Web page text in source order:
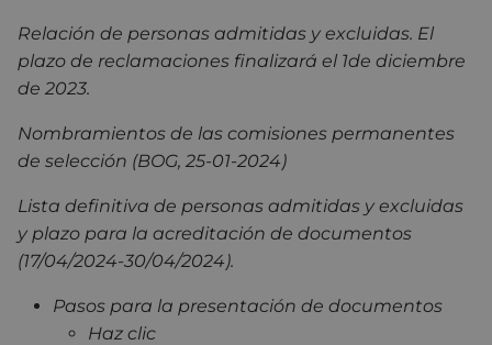
Relación de personas admitidas y excluidas. El
plazo de reclamaciones finalizará el 1de diciembre
de 2023.
Nombramientos de las comisiones permanentes
de selección (BOG, 25-01-2024)
Lista definitiva de personas admitidas y excluidas
y plazo para la acreditación de documentos
(17/04/2024-30/04/2024).
Pasos para la presentación de documentos
Haz clic